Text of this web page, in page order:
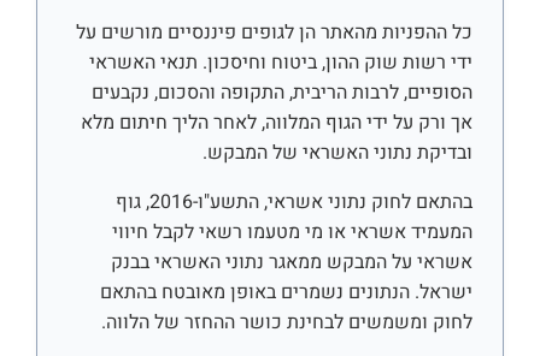
כל ההפניות מהאתר הן לגופים פיננסיים מורשים על
ידי רשות שוק ההון, ביטוח וחיסכון. תנאי האשראי
הסופיים, לרבות הריבית, התקופה והסכום, נקבעים
אך ורק על ידי הגוף המלווה, לאחר הליך חיתום מלא
ובדיקת נתוני האשראי של המבקש.
בהתאם לחוק נתוני אשראי, התשע"ו-2016, גוף
המעמיד אשראי או מי מטעמו רשאי לקבל חיווי
אשראי על המבקש ממאגר נתוני האשראי בבנק
ישראל. הנתונים נשמרים באופן מאובטח בהתאם
לחוק ומשמשים לבחינת כושר ההחזר של הלווה.